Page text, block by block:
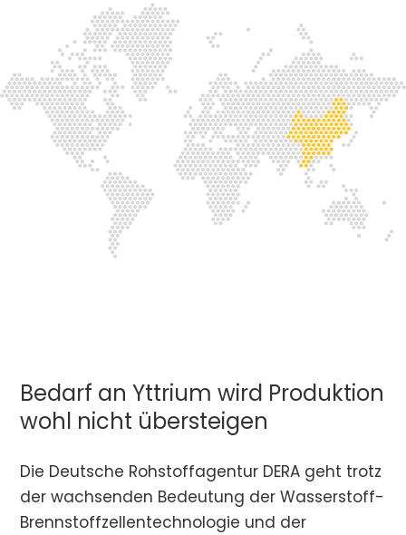
Bedarf an Yttrium wird Produktion
wohl nicht übersteigen
Die Deutsche Rohstoffagentur DERA geht trotz
der wachsenden Bedeutung der Wasserstoff-
Brennstoffzellentechnologie und der